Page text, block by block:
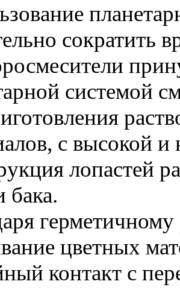
сократить
системой
с высокой и
лопастей
бака.
цветных
контакт с